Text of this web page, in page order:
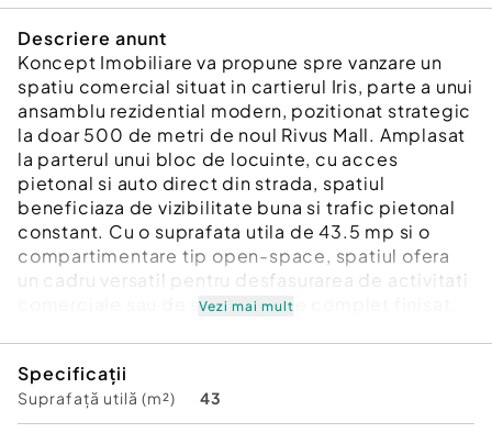
Descriere anunt
Koncept Imobiliare va propune spre vanzare un
spatiu comercial situat in cartierul Iris, parte a unui
ansamblu rezidential modern, pozitionat strategic
la doar 500 de metri de noul Rivus Mall. Amplasat
la parterul unui bloc de locuinte, cu acces
pietonal si auto direct din strada, spatiul
beneficiaza de vizibilitate buna si trafic pietonal
constant. Cu o suprafata utila de 43.5 mp si o
compartimentare tip open-space, spatiul ofera
un cadru versatil pentru desfasurarea de activitati
comerciale sau de servicii. Este complet finisat,
individual. Terasa exterioara de aproximativ 10
mp, situata la intrare, adauga un plus de
functionalitate si potential de promovare.
Vezi mai mult
Specificații
Suprafață utilă (m²) 43